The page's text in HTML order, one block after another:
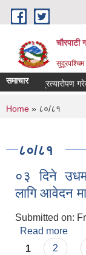
Skip to main content
चौरपाटी
समाचार
मृगौला प्रत्यारोपण
You are
Home » ८०/८१
८०/८१
०३ दिने
लागि आवेदन
Submitted on:
Read more
Pages
1 2